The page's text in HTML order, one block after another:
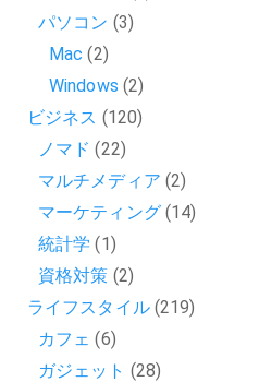
パソコン (3)
Mac (2)
Windows (2)
ビジネス (120)
ノマド (22)
マルチメディア (2)
マーケティング(14)
統計学 (1)
資格対策 (2)
ライフスタイル(219)
カフェ (6)
ガジェット (28)